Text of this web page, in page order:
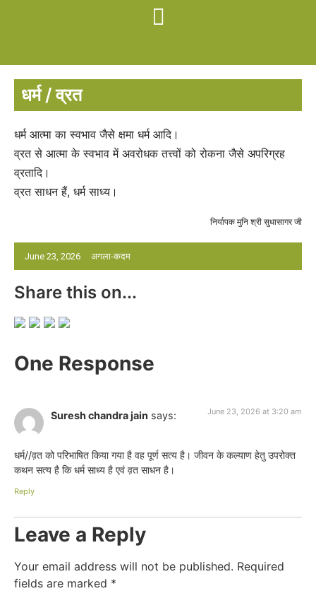
धर्म / व्रत
June 23, 2026 अगला-कदम
धर्म आत्मा का स्वभाव जैसे क्षमा धर्म आदि।
व्रत से आत्मा के स्वभाव में अवरोधक तत्त्वों को रोकना जैसे अपरिग्रह
व्रतादि।
व्रत साधन हैं, धर्म साध्य।
निर्यापक मुनि श्री सुधासागर जी
Share this on...
One Response
Suresh chandra jain says: June 23, 2026 at 3:20 am
धर्म//व़त को परिभाषित किया गया है वह पूर्ण सत्य है। जीवन के कल्याण हेतु उपरोक्त
कथन सत्य है कि धर्म साध्य है एवं व़त साधन है।
Reply
Leave a Reply
Your email address will not be published. Required
fields are marked *